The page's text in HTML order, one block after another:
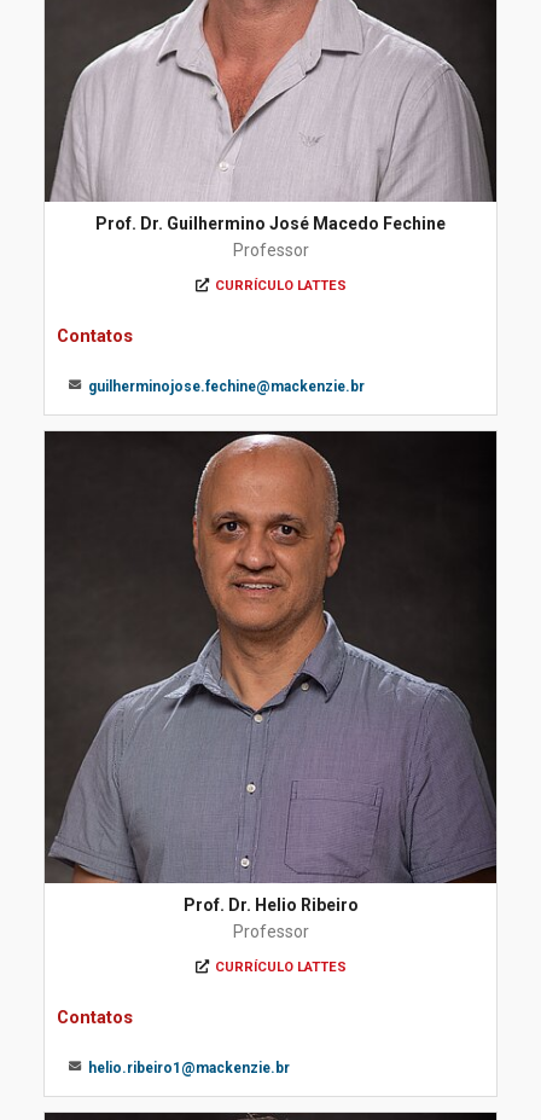
Prof. Dr. Guilhermino José Macedo Fechine
Professor
CURRÍCULO LATTES
Contatos
guilherminojose.fechine@mackenzie.br
Prof. Dr. Helio Ribeiro
Professor
CURRÍCULO LATTES
Contatos
helio.ribeiro1@mackenzie.br